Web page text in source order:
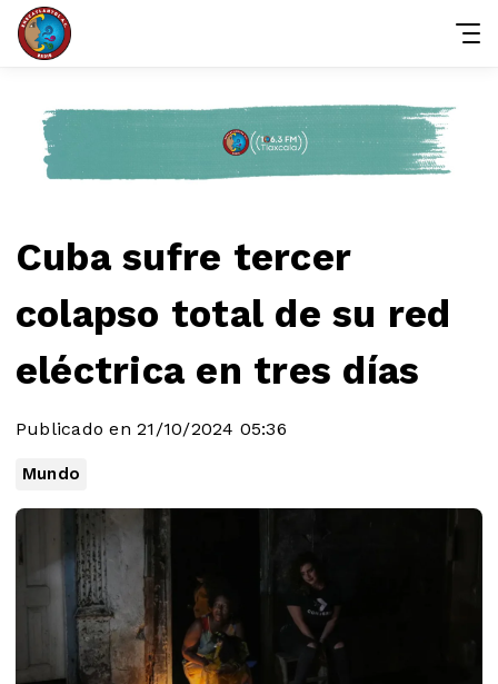
Cuba sufre tercer
colapso total de su red
eléctrica en tres días
Publicado en 21/10/2024 05:36
Mundo